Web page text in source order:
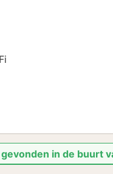
in de buurt